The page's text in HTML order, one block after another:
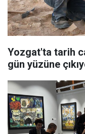
Yozgat'ta tarih
gün yüzüne